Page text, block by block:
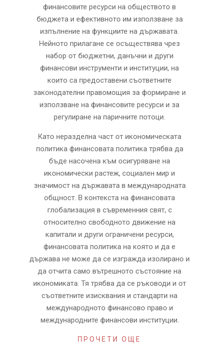
финансовите ресурси на обществото в
бюджета и ефективното им използване за
изпълнение на функциите на държавата.
Нейното прилагане се осъществява чрез
набор от бюджетни, данъчни и други
финансови инструменти и институции, на
които са предоставени съответните
законодателни правомощия за формиране и
използване на финансовите ресурси и за
регулиране на паричните потоци.
Като неразделна част от икономическата
политика финансовата политика трябва да
бъде насочена към осигуряване на
икономически растеж, социален мир и
значимост на държавата в международната
общност. В контекста на финансовата
глобализация в съвременния свят, с
относително свободното движение на
капитали и други ограничени ресурси,
финансовата политика на която и да е
държава не може да се изгражда изолирано и
да отчита само вътрешното състояние на
икономиката. Тя трябва да се ръководи и от
съответните изисквания и стандарти на
международното финансово право и
международните финансови институции.
ПРОЧЕТИ ОЩЕ